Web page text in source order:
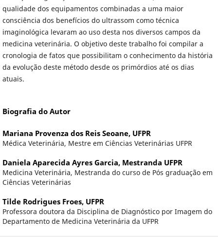
qualidade dos equipamentos combinadas a uma maior
consciência dos benefícios do ultrassom como técnica
imaginológica levaram ao uso desta nos diversos campos da
medicina veterinária. O objetivo deste trabalho foi compilar a
cronologia de fatos que possibilitam o conhecimento da história
da evolução deste método desde os primórdios até os dias
atuais.
Biografia do Autor
Mariana Provenza dos Reis Seoane, UFPR
Médica Veterinária, Mestre em Ciências Veterinárias UFPR
Daniela Aparecida Ayres Garcia, Mestranda UFPR
Medicina Veterinária, Mestranda do curso de Pós graduação em
Ciências Veterinárias
Tilde Rodrigues Froes, UFPR
Professora doutora da Disciplina de Diagnóstico por Imagem do
Departamento de Medicina Veterinária da UFPR